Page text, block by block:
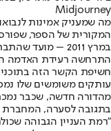
Midjourney
מה שמעניק אמינות
התרחשה רעידת האדמה
מהדורה חדשה, שכבר נמכרה ביותר
בתגובה לסערה, המחברת
"רמת העניין הגבוהה